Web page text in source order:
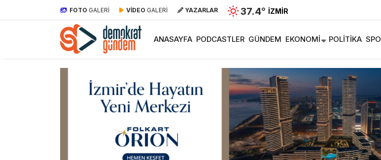
FOTO GALERİ VİDEO GALERİ YAZARLAR 37.4° İZMIR
ANASAYFA PODCASTLER GÜNDEM EKONOMI POLITIKA